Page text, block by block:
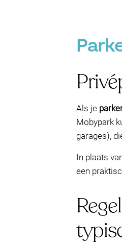
Als je
Mobypark
garages),
In plaats
een